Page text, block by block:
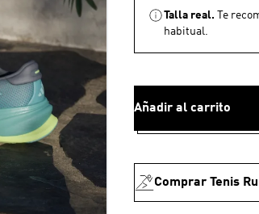
Talla real.
Te
habitual.
Añadir al carrito
Comprar Tenis